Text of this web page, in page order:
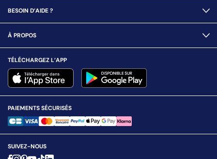
BESOIN D’AIDE ?
À PROPOS
TÉLÉCHARGEZ L’APP
PAIEMENTS SÉCURISÉS
SUIVEZ-NOUS